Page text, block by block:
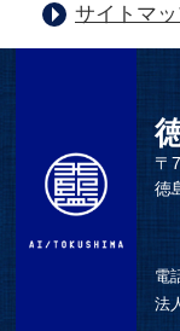
サイトマ
〒
徳
電
法